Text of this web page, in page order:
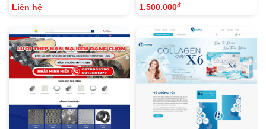
Liên hệ
1.500.000đ